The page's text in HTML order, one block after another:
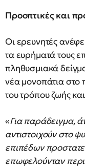
Προοπτικές και
Οι ερευνητές
τα ευρήματά τους
πληθυσμιακά
νέα μονοπάτια στο
του τρόπου ζωής
«Για παράδειγμα,
αντιστοιχούν στο
επιπέδων
επωφελούνταν